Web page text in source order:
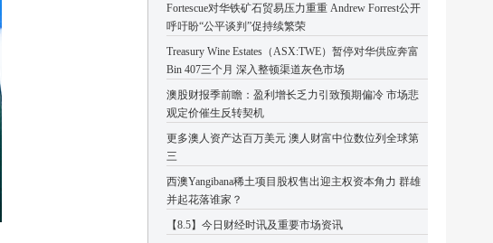
Fortescue对华铁矿石贸易压力重重 Andrew Forrest公开
呼吁盼“公平谈判”促持续繁荣
Treasury Wine Estates（ASX:TWE）暂停对华供应奔富
Bin 407三个月 深入整顿渠道灰色市场
澳股财报季前瞻：盈利增长乏力引致预期偏冷 市场悲
观定价催生反转契机
更多澳人资产达百万美元 澳人财富中位数位列全球第
三
西澳Yangibana稀土项目股权售出迎主权资本角力 群雄
并起花落谁家？
【8.5】今日财经时讯及重要市场资讯